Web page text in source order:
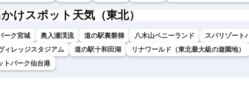
けスポット天気（東北）
ーク宮城 奥入瀬渓流 道の駅裏磐梯 八木山ベニーランド
スパリゾート
ィレッジスタジアム 道の駅十和田湖
リナワールド（東北最大級の遊園地）
トパーク仙台港